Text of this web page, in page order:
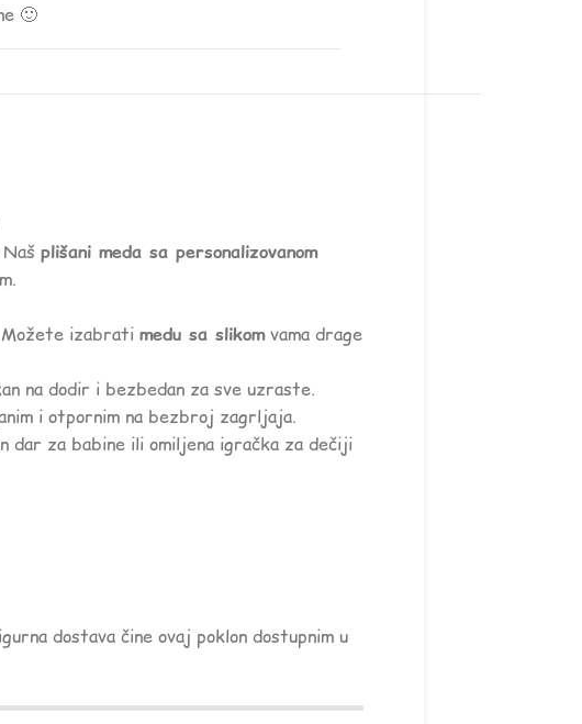
🙂
plišani meda sa personalizovanom
Možete izabrati medu sa slikomvama drage
na dodir i bezbedan za sve uzraste.
i otpornim na bezbroj zagrljaja.
dar za babine ili omiljena igračka za dečiji
dostava čine ovaj poklon dostupnim u